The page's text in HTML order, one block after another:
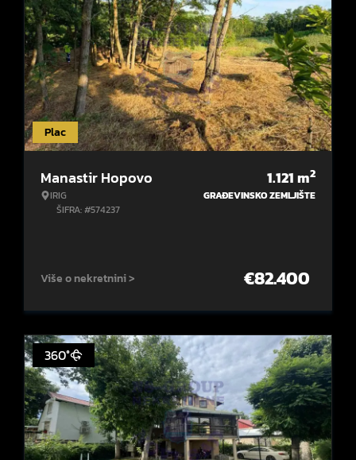
Plac
Manastir Hopovo
IRIG
ŠIFRA: #574237
1.121m2
GRAĐEVINSKO ZEMLJIŠTE
Više o nekretnini > €82.400
360°